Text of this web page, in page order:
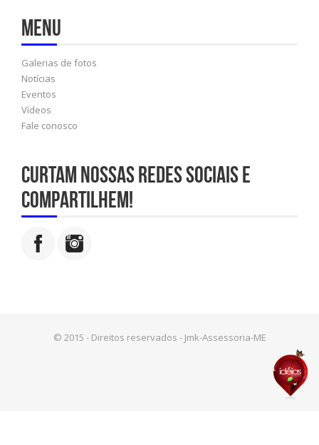
Menu
Galerias de fotos
Notícias
Eventos
Vídeos
Fale conosco
Curtam nossas redes sociais e
compartilhem!
© 2015 - Direitos reservados - Jmk-Assessoria-ME